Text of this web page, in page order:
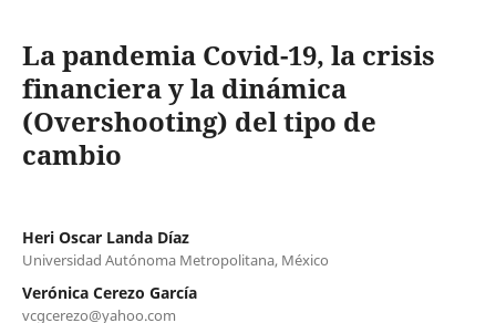
La pandemia Covid-19, la crisis
financiera y la dinámica
(Overshooting) del tipo de
cambio
Heri Oscar Landa Díaz
Universidad Autónoma Metropolitana, México
Verónica Cerezo García
vcgcerezo@yahoo.com